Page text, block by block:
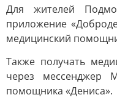
Для жителей
приложение
медицинский
Также получать
через мессенджер
помощника «Дениса».